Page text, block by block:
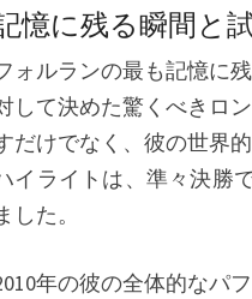
憶に残る瞬間と
ォルランの最も記憶に
して決めた驚くべきロ
だけでなく、彼の世界
イライトは、準々決勝
した。
年の彼の全体的なパ